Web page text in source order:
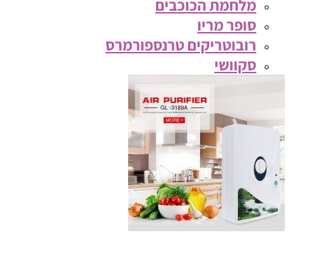
מלחמת הכוכבים
סופר מריו
רובוטריקים טרנספורמרס
סקוושי